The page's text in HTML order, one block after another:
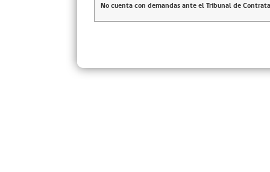
No cuenta con demandas ante el Tribunal de